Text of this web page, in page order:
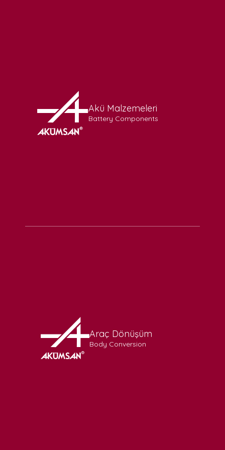
Akü Malzemeleri
Battery Components
Araç Dönüşüm
Body Conversion